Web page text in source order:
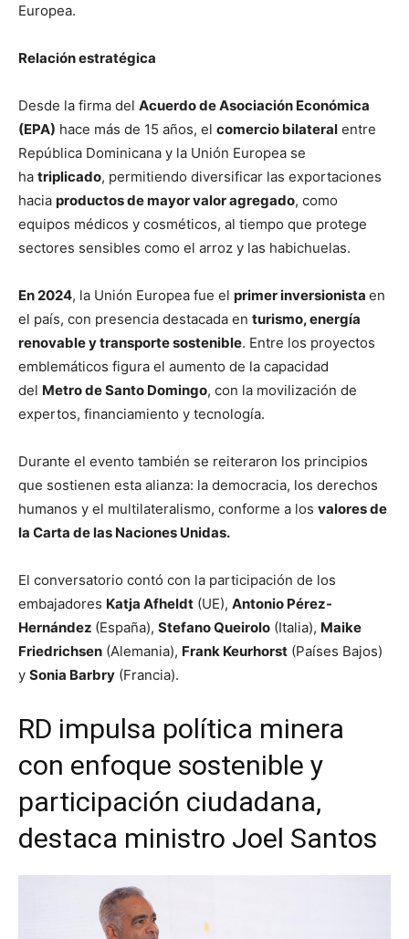
Europea.
Relación estratégica
Desde la firma del Acuerdo de Asociación Económica
(EPA) hace más de 15 años, el comercio bilateral entre
República Dominicana y la Unión Europea se
ha triplicado, permitiendo diversificar las exportaciones
hacia productos de mayor valor agregado, como
equipos médicos y cosméticos, al tiempo que protege
sectores sensibles como el arroz y las habichuelas.
En 2024, la Unión Europea fue el primer inversionista en
el país, con presencia destacada en turismo, energía
renovable y transporte sostenible. Entre los proyectos
emblemáticos figura el aumento de la capacidad
del Metro de Santo Domingo, con la movilización de
expertos, financiamiento y tecnología.
Durante el evento también se reiteraron los principios
que sostienen esta alianza: la democracia, los derechos
humanos y el multilateralismo, conforme a los valores de
la Carta de las Naciones Unidas.
El conversatorio contó con la participación de los
embajadores Katja Afheldt (UE), Antonio Pérez-
Hernández (España), Stefano Queirolo (Italia), Maike
Friedrichsen (Alemania), Frank Keurhorst (Países Bajos)
y Sonia Barbry (Francia).
RD impulsa política minera
con enfoque sostenible y
participación ciudadana,
destaca ministro Joel Santos